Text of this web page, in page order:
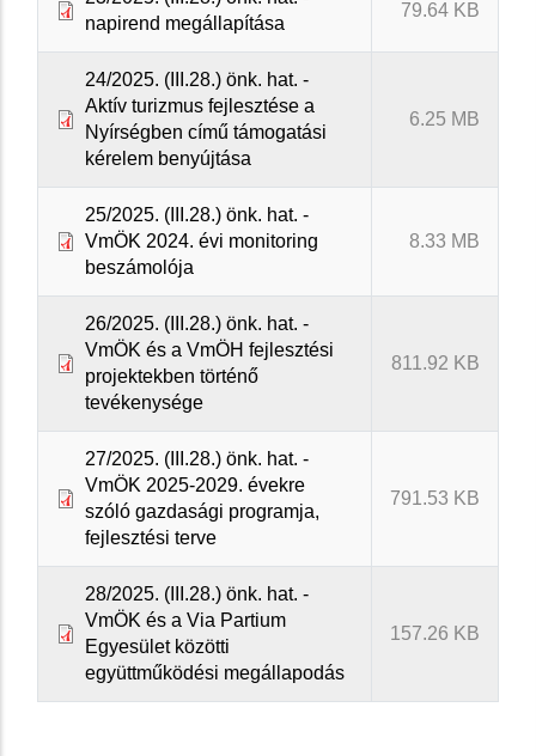
napirend megállapítása
79.64 KB
24/2025. (III.28.) önk. hat. -
Aktív turizmus fejlesztése a
Nyírségben című támogatási
kérelem benyújtása
6.25 MB
25/2025. (III.28.) önk. hat. -
VmÖK 2024. évi monitoring
beszámolója
8.33 MB
26/2025. (III.28.) önk. hat. -
VmÖK és a VmÖH fejlesztési
projektekben történő
tevékenysége
811.92 KB
27/2025. (III.28.) önk. hat. -
VmÖK 2025-2029. évekre
szóló gazdasági programja,
fejlesztési terve
791.53 KB
28/2025. (III.28.) önk. hat. -
VmÖK és a Via Partium
Egyesület közötti
együttműködési megállapodás
157.26 KB